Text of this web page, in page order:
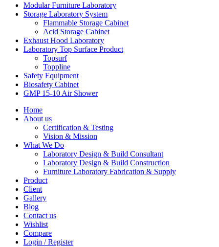
Modular Furniture Laboratory
Storage Laboratory System
Flammable Storage Cabinet
Acid Storage Cabinet
Exhaust Hood Laboratory
Laboratory Top Surface Product
Topsurf
Toppline
Safety Equipment
Biosafety Cabinet
GMP 15-10 Air Shower
Home
About us
Certification & Testing
Vision & Mission
What We Do
Laboratory Design & Build Consultant
Laboratory Design & Build Construction
Furniture Laboratory Fabrication & Supply
Product
Client
Gallery
Blog
Contact us
Wishlist
Compare
Login / Register